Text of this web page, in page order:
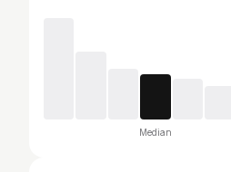
Median